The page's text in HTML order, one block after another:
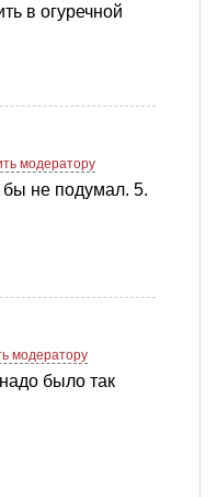
в огуречной
модератору
бы не подумал. 5.
модератору
было так